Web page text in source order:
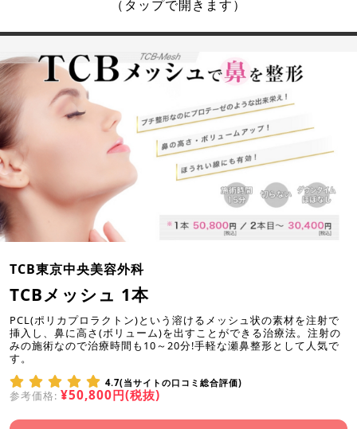
（タップで開きます）
TCB東京中央美容外科
TCBメッシュ 1本
PCL(ポリカプロラクトン)という溶けるメッシュ状の素材を注射で
挿入し、鼻に高さ(ボリューム)を出すことができる治療法。注射の
みの施術なので治療時間も10～20分!手軽な瀬鼻整形として人気で
す。
4.7(当サイトの口コミ総合評価)
参考価格: ¥50,800円(税抜)